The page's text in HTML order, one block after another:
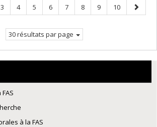
Page
3 Page
4 Page
5 Page
6 Page
7 Page
8 Page
9 Page
10
Page
30 résultats par page
à la FAS